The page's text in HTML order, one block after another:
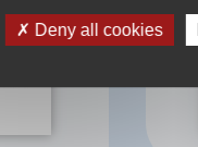
Deny all cookies